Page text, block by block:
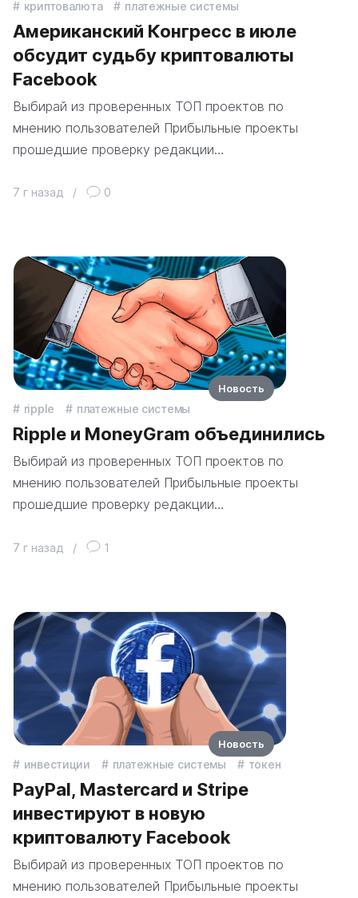
криптовалюта платежные системы
Американский Конгресс в июле
обсудит судьбу криптовалюты
Facebook
Выбирай из проверенных ТОП проектов по
мнению пользователей Прибыльные проекты
прошедшие проверку редакции…
7 г назад / 0
ripple платежные системы
Ripple и MoneyGram объединились
Выбирай из проверенных ТОП проектов по
мнению пользователей Прибыльные проекты
прошедшие проверку редакции…
7 г назад / 1
Новость
инвестиции платежные системы токен
PayPal, Mastercard и Stripe
инвестируют в новую
криптовалюту Facebook
Выбирай из проверенных ТОП проектов по
мнению пользователей Прибыльные проекты
Новость